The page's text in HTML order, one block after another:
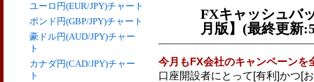
ユーロ円(EUR/JPY)チャート
ポンド円(GBP/JPY)チャート
豪ドル円(AUD/JPY)チャー
ト
カナダ円(CAD/JPY)チャー
ト
FXキャッシュバ
月版】(最終更新
今月もFX会社のキャンペーンを
口座開設者にとって[有利]かつ[